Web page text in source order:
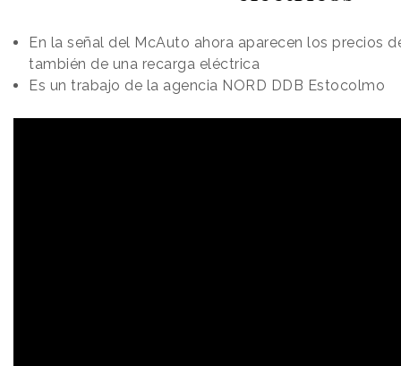
En la señal del McAuto ahora aparecen los precios
también de una recarga eléctrica
Es un trabajo de la agencia NORD DDB Estocolmo